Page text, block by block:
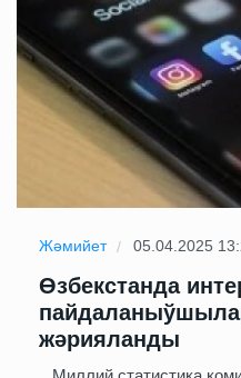
Жәмийет 05.04.2025
Өзбекстанда
жәрияланды